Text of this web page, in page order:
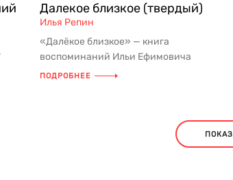
Далекое близкое (твердый)
Илья Репин
«Далёкое близкое» — книга
воспоминаний Ильи Ефимовича
Репина, раскрывающая эпоху через
ПОДРОБНЕЕ